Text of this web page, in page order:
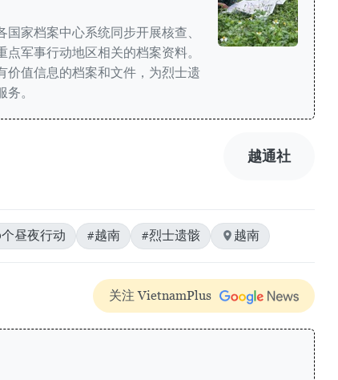
家档案中心系统同步开展核查、
军事行动地区相关的档案资料。
价值信息的档案和文件，为烈士遗
。
越通社
昼夜行动 #越南 #烈士遗骸 越南
关注 VietnamPlus